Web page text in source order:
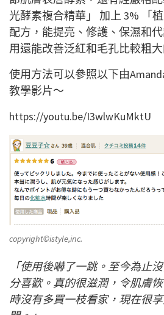
光酵素複合精華」 加上 3% 「
配方，能提亮、修護、保濕和
用還能改善泛紅和毛孔比較粗大
使用方法可以參照以下由
教學影片～
https://youtu.be/I3wlwKuMktU
copyright©istyle,inc.
「使用後嚇了一跳。至今為止
分喜歡。真的很滋潤，令肌膚
時沒有多買一枝看家，現在很